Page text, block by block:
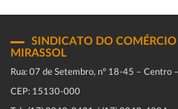
SINDICATO DO COMÉRCIO
MIRASSOL
Rua: 07 de Setembro, n° 18-45 – Centro
CEP: 15130-000